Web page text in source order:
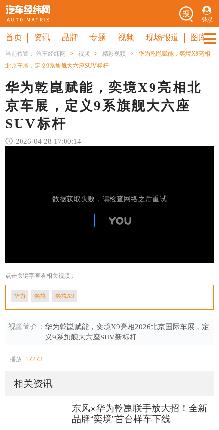
登录
首页 资讯 品牌 专题 视频 现场报道 图库
当前位置：汽车经纬网 > 视频 > 精彩视频 >
华为乾崑赋能，奕境X9亮相
北京车展，定义9系旗舰大六座SUV标杆
华为乾崑赋能，奕境X9亮相北
京车展，定义9系旗舰大六座
SUV标杆
2026-04-28 17:00:14
数据获取失败，请检查网络之后重试
点击关键字查看相关视频：
华为 奕境 奕境X9
视频简介：华为乾崑赋能，奕境X9亮相2026北京国际车展，定
义9系旗舰大六座SUV新标杆
播放 17273
相关资讯
东风×华为乾崑联手放大招！全新
品牌“奕境”首台样车下线